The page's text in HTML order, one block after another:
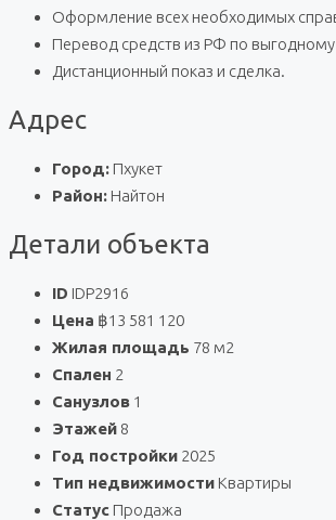
Оформление всех необходимых
Перевод средств из РФ по выгодному
Дистанционный показ и сделка.
Адрес
Город: Пхукет
Район: Найтон
Детали объекта
ID IDP2916
Цена ฿13 581 120
Жилая площадь 78 м2
Спален 2
Санузлов 1
Этажей 8
Год постройки 2025
Тип недвижимости Квартиры
Статус Продажа